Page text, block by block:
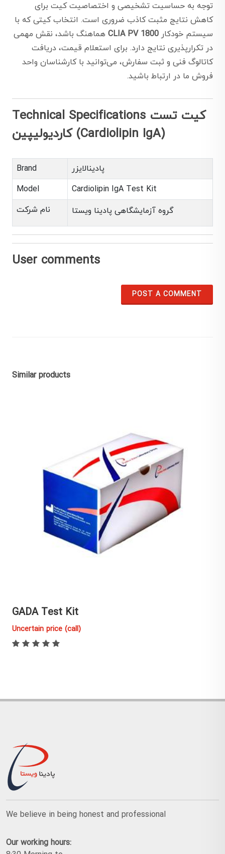
توجه به حساسیت تشخیصی و اختصاصیت کیت برای
کاهش نتایج مثبت کاذب ضروری است. انتخاب کیتی که با
سیستم خودکار CLIA PV 1800 هماهنگ باشد، نقش مهمی
در تکرارپذیری نتایج دارد. برای استعلام قیمت، دریافت
کاتالوگ فنی و ثبت سفارش، می‌توانید با کارشناسان واحد
فروش ما در ارتباط باشید.
Technical Specifications کیت تست
کاردیولیپین (Cardiolipin IgA)
Brand
پادینالایزر
Model
Cardiolipin IgA Test Kit
نام شرکت
گروه آزمایشگاهی پادینا ویستا
User comments
POST A COMMENT
Similar products
IA-2A Test Kit
Uncertain price (call)
We believe in being honest and professional
Our working hours: